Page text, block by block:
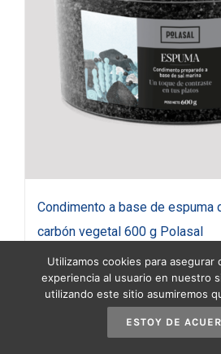
Condimento a base de espuma
carbón vegetal 600 g Polasal
18,95
(IVA incluido)
Utilizamos cookies para asegurar
experiencia al usuario en nuestro
utilizando este sitio asumiremos
ESTOY DE